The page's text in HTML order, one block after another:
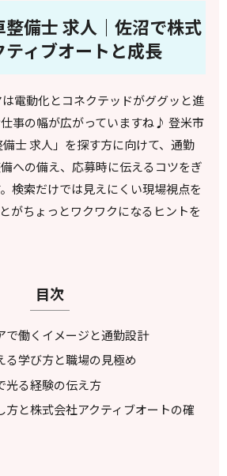
整備士 求人｜佐沼で株式
ティブオートと成長
電動化とコネクテッドがググッと進
事の幅が広がっていますね♪ 登米市
士 求人」を探す方に向けて、通勤
への備え、応募時に伝えるコツをぎ
検索だけでは見えにくい現場視点を
がちょっとワクワクになるヒントを
目次
で働くイメージと通勤設計
る学び方と職場の見極め
光る経験の伝え方
方と株式会社アクティブオートの確